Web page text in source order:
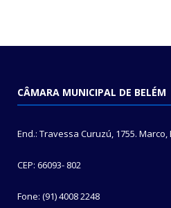
CÂMARA MUNICIPAL DE BELÉM
End.: Travessa Curuzú, 1755. Marco,
CEP: 66093- 802
Fone: (91) 4008 2248